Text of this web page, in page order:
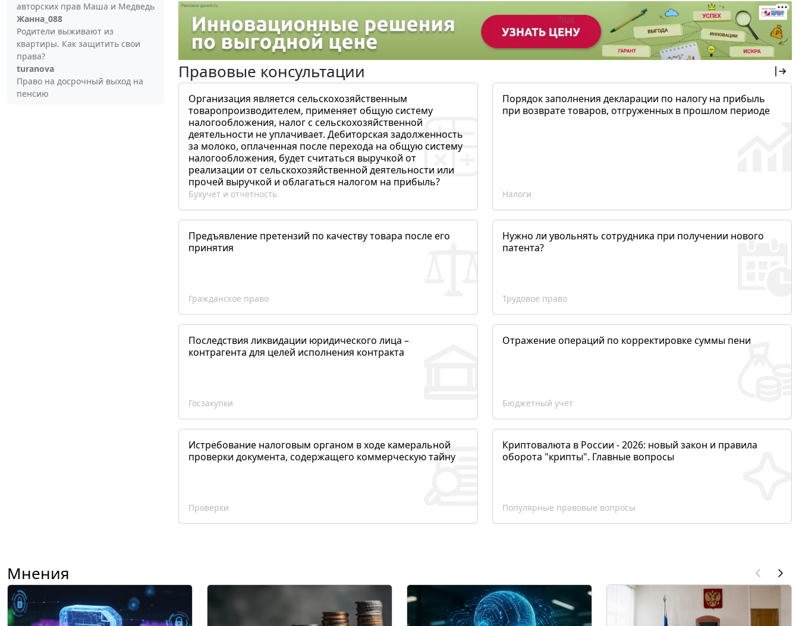
авторских прав Маша и Медведь
Жанна_088
Родители выживают из
квартиры. Как защитить свои
права?
turanova
Право на досрочный выход на
пенсию
12:28 Труд Реклама
Правовые консультации
Организация является сельскохозяйственным
товаропроизводителем, применяет общую систему
налогообложения, налог с сельскохозяйственной
деятельности не уплачивает. Дебиторская задолженность
за молоко, оплаченная после перехода на общую систему
налогообложения, будет считаться выручкой от
реализации от сельскохозяйственной деятельности или
прочей выручкой и облагаться налогом на прибыль?
Бухучет и отчетность
Порядок заполнения декларации по налогу на прибыль
при возврате товаров, отгруженных в прошлом периоде
Налоги
Предъявление претензий по качеству товара после его
принятия
Гражданское право
Нужно ли увольнять сотрудника при получении нового
патента?
Трудовое право
Последствия ликвидации юридического лица –
контрагента для целей исполнения контракта
Госзакупки
Отражение операций по корректировке суммы пени
Бюджетный учет
Истребование налоговым органом в ходе камеральной
проверки документа, содержащего коммерческую тайну
Проверки
Криптовалюта в России - 2026: новый закон и правила
оборота "крипты". Главные вопросы
Популярные правовые вопросы
Мнения